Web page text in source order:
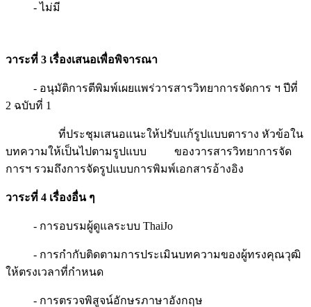
- ไม่มี
วาระที่ 3 เรื่องเสนอเพื่อพิจารณา
- อนุมัติการตีพิมพ์เผยแพร่วารสารวิทยาการจัดการ ฯ ปีที่
2 ฉบับที่ 1
ที่ประชุมเสนอแนะให้ปรับแก้รูปแบบตาราง หัวข้อใน
บทความให้เป็นไปตามรูปแบบ ของวารสารวิทยาการจัด
การฯ รวมถึงการจัดรูปแบบการพิมพ์เอกสารอ้างอิง
วาระที่ 4 เรื่องอื่น ๆ
- การอบรมผู้ดูแลระบบ ThaiJo
- การกำกับติดตามการประเมินบทความของผู้ทรงคุณวุฒิ
ให้ตรงเวลาที่กำหนด
- การตรวจพิสูจน์อักษรภาษาอังกฤษ